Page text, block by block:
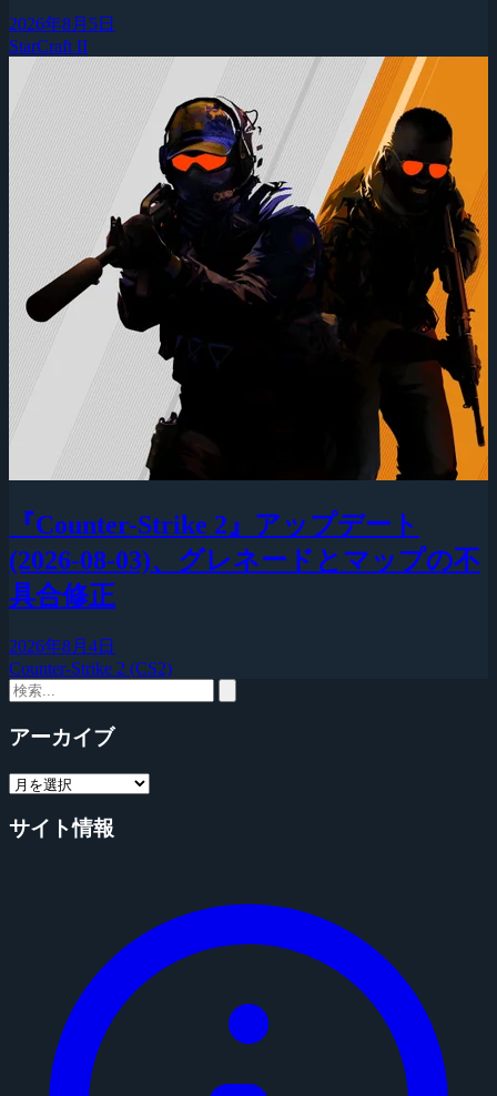
2026年8月5日
StarCraft II
『Counter-Strike 2』アップデート
(2026-08-03)、グレネードとマップの不
具合修正
2026年8月4日
Counter-Strike 2 (CS2)
アーカイブ
サイト情報